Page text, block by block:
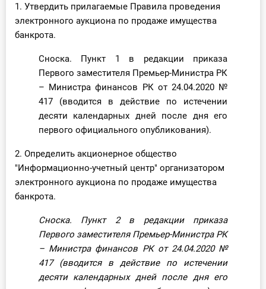
Юридический помощник
О Системе
Обучение
Тарифы
Тестирование для
бухгалтера
1. Утвердить прилагаемые Правила проведения
электронного аукциона по продаже имущества
банкрота.
Сноска. Пункт 1 в редакции приказа
Первого заместителя Премьер-Министра РК
– Министра финансов РК от 24.04.2020 №
417 (вводится в действие по истечении
десяти календарных дней после дня его
первого официального опубликования).
2. Определить акционерное общество
"Информационно-учетный центр" организатором
электронного аукциона по продаже имущества
банкрота.
Сноска. Пункт 2 в редакции приказа
Первого заместителя Премьер-Министра РК
– Министра финансов РК от 24.04.2020 №
417(вводится в действие по истечении
десяти календарных дней после дня его